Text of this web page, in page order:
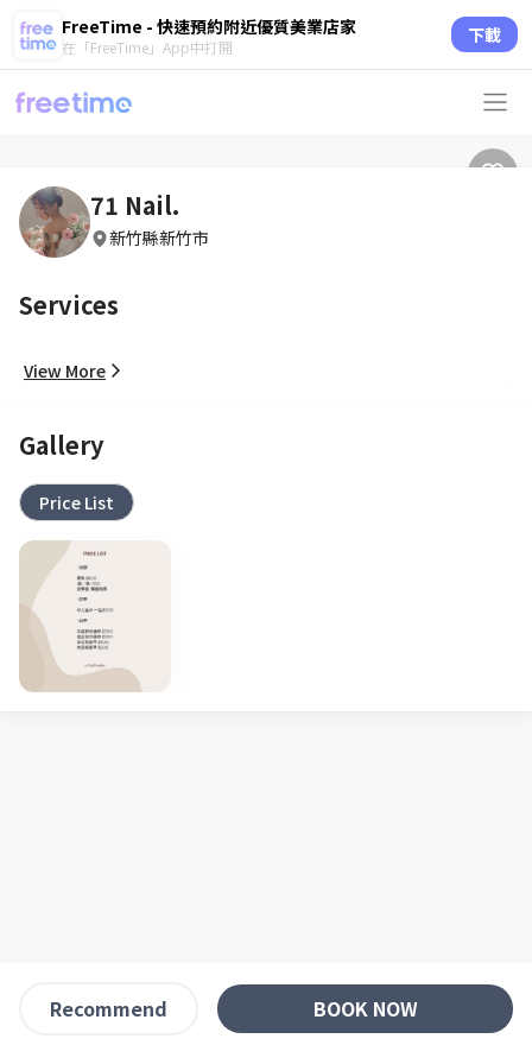
FreeTime - 快速預約附近優質美業店家
在「FreeTime」App中打開 下載
71 Nail.
新竹縣新竹市
Services
View More
Gallery
Price List
Recommend BOOK NOW